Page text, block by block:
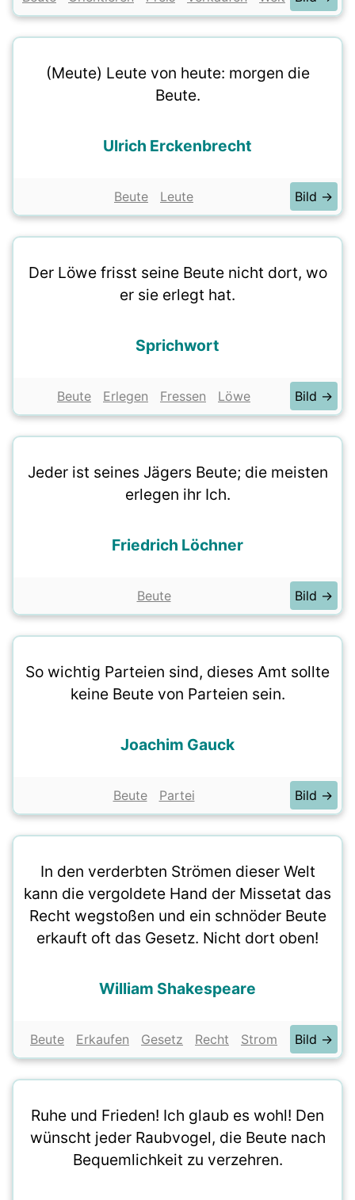
(Meute) Leute von heute: morgen die
Beute.
Ulrich Erckenbrecht
Beute Leute Bild →
Der Löwe frisst seine Beute nicht dort, wo
er sie erlegt hat.
Sprichwort
Beute Erlegen Fressen Löwe Bild →
Jeder ist seines Jägers Beute; die meisten
erlegen ihr Ich.
Friedrich Löchner
Beute Bild →
So wichtig Parteien sind, dieses Amt sollte
keine Beute von Parteien sein.
Joachim Gauck
Beute Partei Bild →
In den verderbten Strömen dieser Welt
kann die vergoldete Hand der Missetat das
Recht wegstoßen und ein schnöder Beute
erkauft oft das Gesetz. Nicht dort oben!
William Shakespeare
Beute Erkaufen Gesetz Recht Strom Bild →
Ruhe und Frieden! Ich glaub es wohl! Den
wünscht jeder Raubvogel, die Beute nach
Bequemlichkeit zu verzehren.